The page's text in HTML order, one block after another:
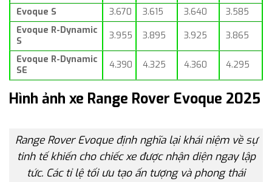
Evoque S
3.670 3.615 3.640
3.585
Evoque R-Dynamic
S
3.955 3.895 3.925 3.865
Evoque R-Dynamic
SE
4.390 4.325 4.360 4.295
Hình ảnh xe Range Rover Evoque 2025
Range Rover Evoque định nghĩa lại khái niệm về sự
tinh tế khiến cho chiếc xe được nhận diện ngay lập
tức. Các tỉ lệ tối ưu tạo ấn tượng và phong thái